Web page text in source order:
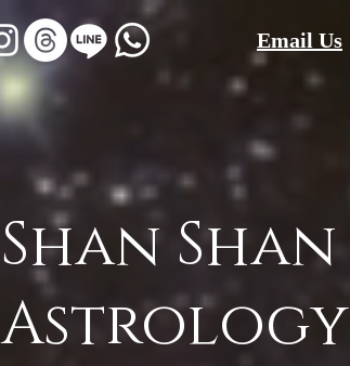
Email Us
Shan Shan
Astrology